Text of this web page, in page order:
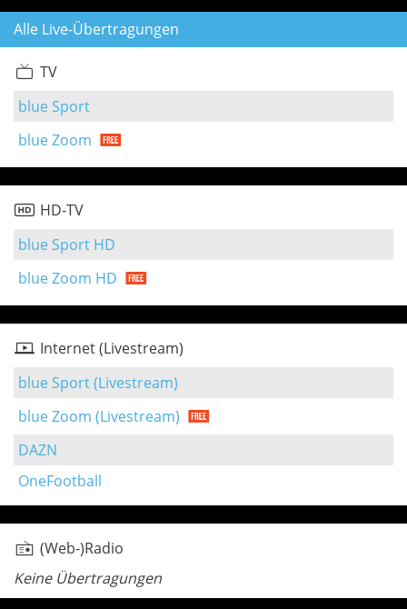
Alle Live-Übertragungen
TV
blue Sport
blue Zoom
HD-TV
blue Sport HD
blue Zoom HD
Internet (Livestream)
blue Sport (Livestream)
blue Zoom (Livestream)
DAZN
OneFootball
(Web-)Radio
Keine Übertragungen